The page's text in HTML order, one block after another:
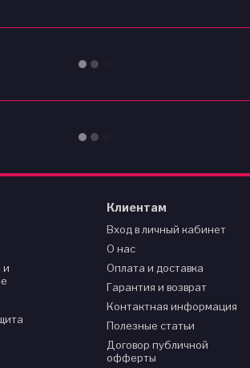
и
Клиентам
Вход в личный кабинет
О нас
Оплата и доставка
Гарантия и возврат
Контактная информация
Полезные статьи
Договор публичной
офферты